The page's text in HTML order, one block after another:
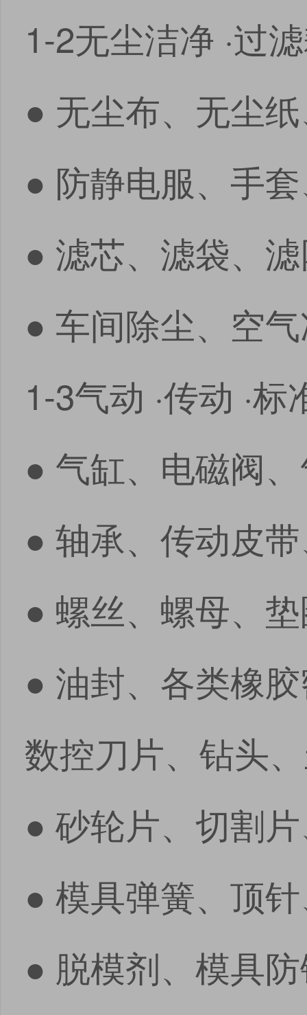
1-2无尘洁净 ·过
● 无尘布、无尘
● 防静电服、手
● 滤芯、滤袋、
● 车间除尘、空
1-3气动 ·传动 ·
● 气缸、电磁阀
● 轴承、传动皮
● 螺丝、螺母、
● 油封、各类橡
数控刀片、钻头
● 砂轮片、切割
● 模具弹簧、顶
● 脱模剂、模具
安卓版下载 iOS版下载